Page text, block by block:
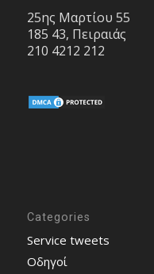
25ης Μαρτίου 55
185 43, Πειραιάς
210 4212 212
Categories
Service tweets
Οδηγοί